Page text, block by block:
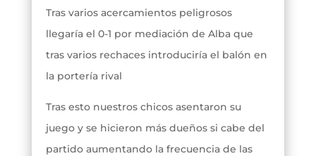
Tras varios acercamientos peligrosos
llegaría el 0-1 por mediación de Alba que
tras varios rechaces introduciría el balón en
la portería rival
Tras esto nuestros chicos asentaron su
juego y se hicieron más dueños si cabe del
partido aumentando la frecuencia de las